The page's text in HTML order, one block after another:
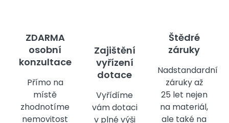
ZDARMA
osobní
konzultace
Přímo na
místě
zhodnotíme
nemovitost
Zajištění
vyřízení
dotace
Vyřídíme
vám dotaci
v plné výši
Štědré
záruky
Nadstandardní
záruky až
25 let nejen
na materiál,
ale také na